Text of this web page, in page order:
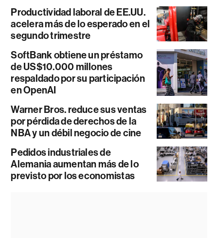
Productividad laboral de EE.UU.
acelera más de lo esperado en el
segundo trimestre
SoftBank obtiene un préstamo
de US$10.000 millones
respaldado por su participación
en OpenAI
Warner Bros. reduce sus ventas
por pérdida de derechos de la
NBA y un débil negocio de cine
Pedidos industriales de
Alemania aumentan más de lo
previsto por los economistas